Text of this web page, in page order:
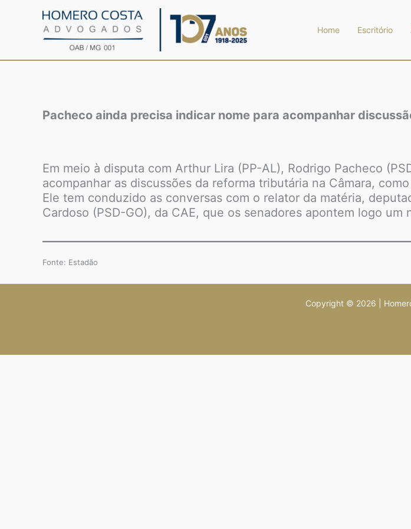
Home Escritório
Pacheco ainda precisa indicar nome para acompanhar
Em meio à disputa com Arthur Lira (PP-AL), Rodrigo Pacheco
acompanhar as discussões da reforma tributária na Câmara,
Ele tem conduzido as conversas com o relator da matéria,
Cardoso (PSD-GO), da CAE, que os senadores apontem logo um
Fonte: Estadão
Copyright © 2026 |